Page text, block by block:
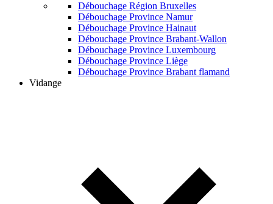
Débouchage Région Bruxelles
Débouchage Province Namur
Débouchage Province Hainaut
Débouchage Province Brabant-Wallon
Débouchage Province Luxembourg
Débouchage Province Liège
Débouchage Province Brabant flamand
Vidange